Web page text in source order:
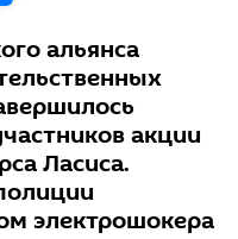
альянса
акции
Ласиса.
электрошокера